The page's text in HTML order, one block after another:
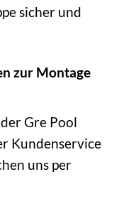
sicher und
zur Montage
Gre Pool
Kundenservice
uns per